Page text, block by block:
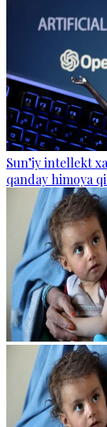
Sun’iy intellekt
qanday himoya